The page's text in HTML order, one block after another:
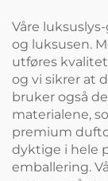
Våre
og luksusen.
utføres
og vi sikrer at
bruker også
materialene,
premium
dyktige i hele
emballering.